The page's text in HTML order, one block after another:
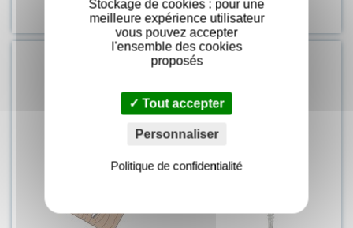
VOIR LES DÉTAILS
Stockage de cookies : pour une
meilleure expérience utilisateur
vous pouvez accepter
l'ensemble des cookies
proposés
Tout accepter
Personnaliser
Politique de confidentialité